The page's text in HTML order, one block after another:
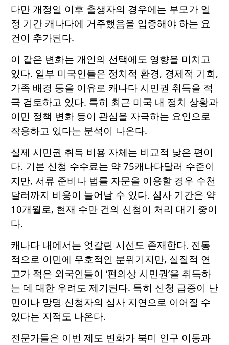
다만 개정일 이후 출생자의 경우에는 부모가 일
정 기간 캐나다에 거주했음을 입증해야 하는 요
건이 추가된다.
이 같은 변화는 개인의 선택에도 영향을 미치고
있다. 일부 미국인들은 정치적 환경, 경제적 기회,
가족 배경 등을 이유로 캐나다 시민권 취득을 적
극 검토하고 있다. 특히 최근 미국 내 정치 상황과
이민 정책 변화 등이 관심을 자극하는 요인으로
작용하고 있다는 분석이 나온다.
실제 시민권 취득 비용 자체는 비교적 낮은 편이
다. 기본 신청 수수료는 약 75캐나다달러 수준이
지만, 서류 준비나 법률 자문을 이용할 경우 수천
달러까지 비용이 늘어날 수 있다. 심사 기간은 약
10개월로, 현재 수만 건의 신청이 처리 대기 중이
다.
캐나다 내에서는 엇갈린 시선도 존재한다. 전통
적으로 이민에 우호적인 분위기지만, 실질적 연
고가 적은 외국인들이 ‘편의상 시민권’을 취득하
는 데 대한 우려도 제기된다. 특히 신청 급증이 난
민이나 망명 신청자의 심사 지연으로 이어질 수
있다는 지적도 나온다.
전문가들은 이번 제도 변화가 북미 인구 이동과